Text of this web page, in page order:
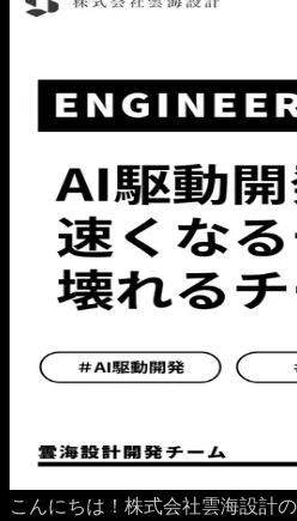
こんにちは！株式会社雲海設計の